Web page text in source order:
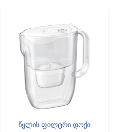
წყლის ფილტრი დოქი